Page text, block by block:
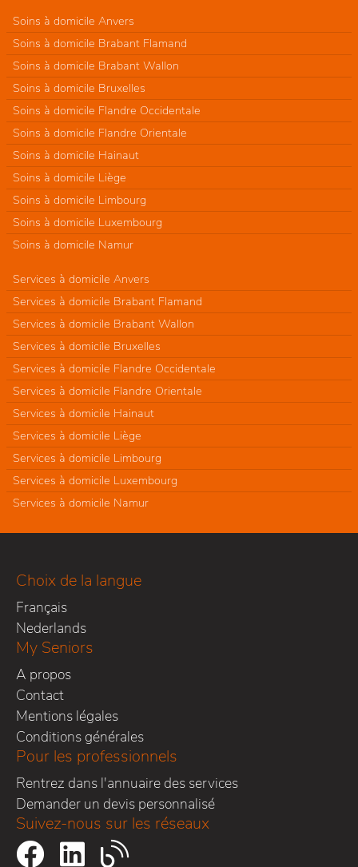
Soins à domicile Anvers
Soins à domicile Brabant Flamand
Soins à domicile Brabant Wallon
Soins à domicile Bruxelles
Soins à domicile Flandre Occidentale
Soins à domicile Flandre Orientale
Soins à domicile Hainaut
Soins à domicile Liège
Soins à domicile Limbourg
Soins à domicile Luxembourg
Soins à domicile Namur
Services à domicile Anvers
Services à domicile Brabant Flamand
Services à domicile Brabant Wallon
Services à domicile Bruxelles
Services à domicile Flandre Occidentale
Services à domicile Flandre Orientale
Services à domicile Hainaut
Services à domicile Liège
Services à domicile Limbourg
Services à domicile Luxembourg
Services à domicile Namur
Choix de la langue
Français
Nederlands
My Seniors
A propos
Contact
Mentions légales
Conditions générales
Pour les professionnels
Rentrez dans l'annuaire des services
Demander un devis personnalisé
Suivez-nous sur les réseaux